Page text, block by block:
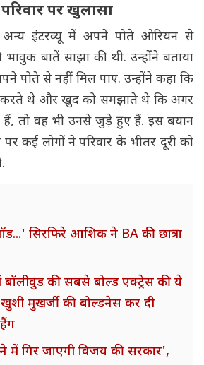
पर खुलासा
अन्य इंटरव्यू में अपने पोते ओरियन से
बातें साझा की थी. उन्होंने बताया
पोते से नहीं मिल पाए. उन्होंने कहा कि
करते थे और खुद को समझाते थे कि अगर
हैं, तो वह भी उनसे जुड़े हुए हैं. इस बयान
कई लोगों ने परिवार के भीतर दूरी को
सिरफिरे आशिक ने BA की छात्रा
की सबसे बोल्ड एक्ट्रेस की ये
खुशी मुखर्जी की बोल्डनेस कर दी
में गिर जाएगी विजय की सरकार',